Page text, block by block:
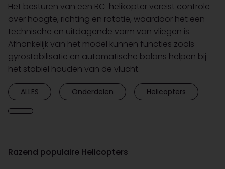
Het besturen van een RC-helikopter vereist controle
over hoogte, richting en rotatie, waardoor het een
technische en uitdagende vorm van vliegen is.
Afhankelijk van het model kunnen functies zoals
gyrostabilisatie en automatische balans helpen bij
het stabiel houden van de vlucht.
ALLES Onderdelen Helicopters
Razend populaire Helicopters